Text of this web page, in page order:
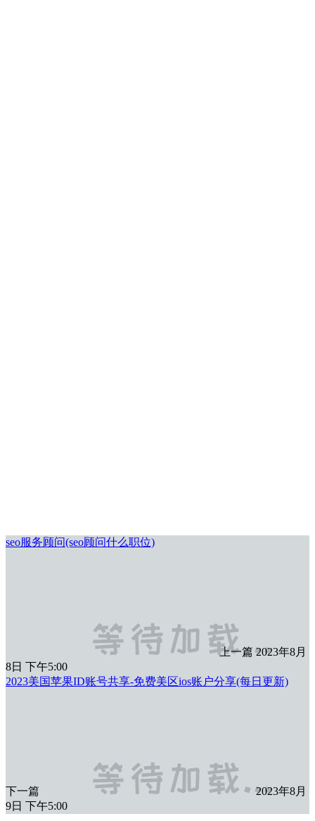
seo服务顾问(seo顾问什么职位)
上一篇 2023年8月
8日 下午5:00
2023美国苹果ID账号共享-免费美区ios账户分享(每日更新)
下一篇
2023年8月
9日 下午5:00